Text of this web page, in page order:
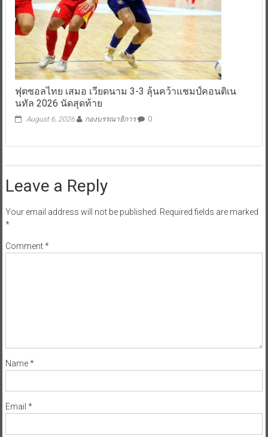
ฟุตซอลไทย เสมอ เวียดนาม 3-3 ลุ้นคว้าแชมป์คอนติเน
นทัล 2026 นัดสุดท้าย
August 6, 2026 กองบรรณาธิการ 0
Leave a Reply
Your email address will not be published. Required fields are marked
*
Comment*
Name*
Email *